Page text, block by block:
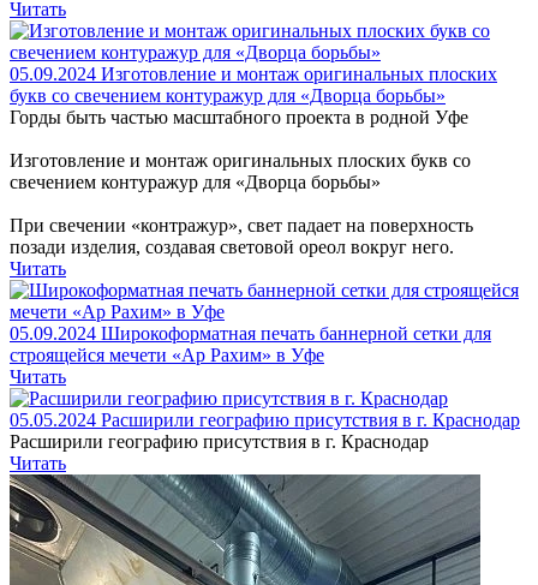
Читать
05.09.2024 Изготовление и монтаж оригинальных плоских
букв со свечением контуражур для «Дворца борьбы»
Горды быть частью масштабного проекта в родной Уфе
Изготовление и монтаж оригинальных плоских букв со
свечением контуражур для «Дворца борьбы»
При свечении «контражур», свет падает на поверхность
позади изделия, создавая световой ореол вокруг него.
Читать
05.09.2024 Широкоформатная печать баннерной сетки для
строящейся мечети «Ар Рахим» в Уфе
Читать
05.05.2024 Расширили географию присутствия в г. Краснодар
Расширили географию присутствия в г. Краснодар
Читать